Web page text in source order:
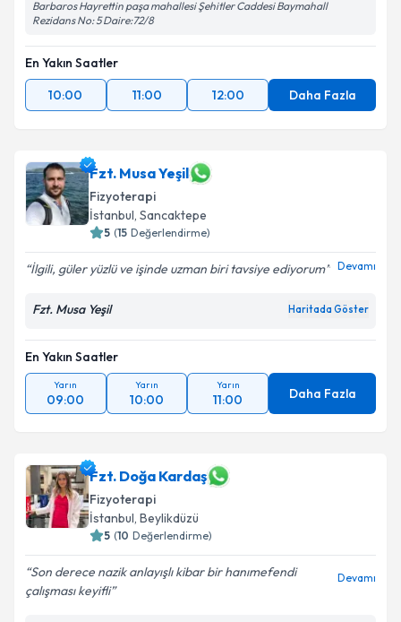
Barbaros Hayrettin paşa mahallesi Şehitler Caddesi Baymahall
Rezidans No: 5 Daire:72/8
En Yakın Saatler
10:00
11:00 12:00 Daha Fazla
Fzt. Musa Yeşil
Fizyoterapi
İstanbul, Sancaktepe
5 (15 Değerlendirme)
İlgili, güler yüzlü ve işinde uzman biri tavsiye ediyorum Devamı
Fzt. Musa Yeşil Haritada Göster
En Yakın Saatler
Yarın
09:00
Yarın
10:00
Yarın
11:00 Daha Fazla
Fzt. Doğa Kardaş
Fizyoterapi
İstanbul, Beylikdüzü
5 (10 Değerlendirme)
Son derece nazik anlayışlı kibar bir hanımefendi
çalışması keyifli
Devamı